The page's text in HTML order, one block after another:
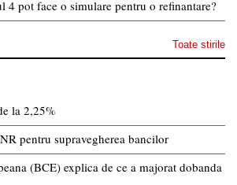
4 pot face o simulare pentru o refinantare?
Toate stirile
la 2,25%
pentru supravegherea bancilor
(BCE) explica de ce a majorat dobanda